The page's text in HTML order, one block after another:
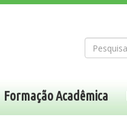
Formação Acadêmica